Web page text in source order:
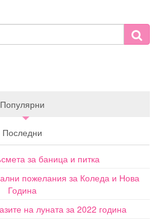
Популярни
Последни
за баница и питка
пожелания за Коледа и Нова
Година
на луната за 2022 година